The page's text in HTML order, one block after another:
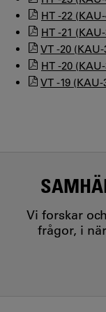
HT -22
HT -21
VT -20 (KAU-
HT -20
VT -19 (KAU-
Vi forskar
frågor, i